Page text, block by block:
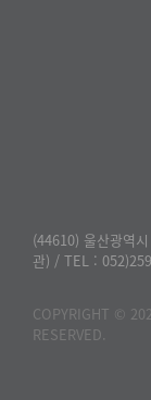
▷프랑스어·프랑
▷사회과학부
ㆍ행정학전공
물리BK 미래혁신
미래기술혁신융
반구대암각화유
보육교사교육원
산학연협력선도
온라인 기술거래
울산대학교 총동
캠퍼스안전관리
(44610) 울산광역
관) / TEL :
COPYRIGHT ©
RESERVED.